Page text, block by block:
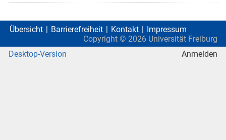
Übersicht Barrierefreiheit Kontakt
Impressum
Copyright © 2026 Universität Freiburg
Desktop-Version
Anmelden